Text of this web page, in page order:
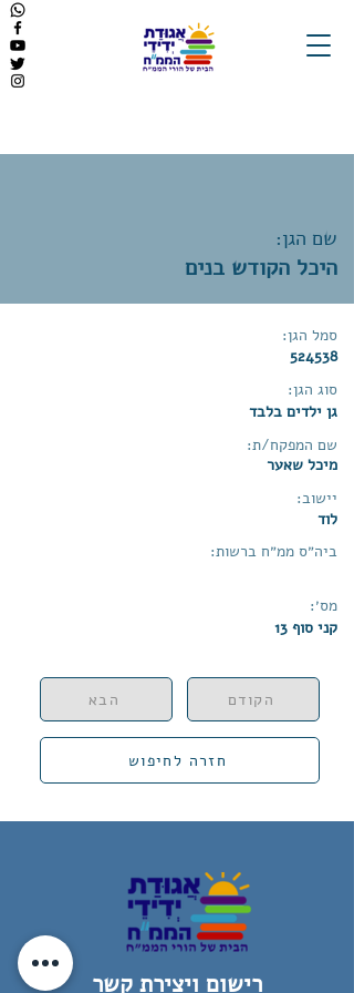
שם הגן:
היכל הקודש בנים
524538
סמל הגן:
גן ילדים בלבד
סוג הגן:
מיכל שאער
שם המפקח/ת:
לוד
יישוב:
ביה״ס ממ״ח ברשות:
קני סוף 13
מס׳:
הקודם הבא
חזרה לחיפוש
רישום ויצירת קשר